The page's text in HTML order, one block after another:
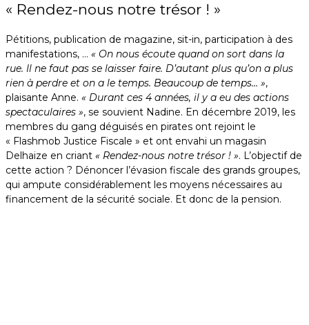
« Rendez-nous notre trésor ! »
Pétitions, publication de magazine, sit-in, participation à des
manifestations, … « On nous écoute quand on sort dans la
rue. Il ne faut pas se laisser faire. D’autant plus qu’on a plus
rien à perdre et on a le temps. Beaucoup de temps… »,
plaisante Anne. « Durant ces 4 années, il y a eu des actions
spectaculaires », se souvient Nadine. En décembre 2019, les
membres du gang déguisés en pirates ont rejoint le
« Flashmob Justice Fiscale » et ont envahi un magasin
Delhaize en criant « Rendez-nous notre trésor ! ». L’objectif de
cette action ? Dénoncer l’évasion fiscale des grands groupes,
qui ampute considérablement les moyens nécessaires au
financement de la sécurité sociale. Et donc de la pension.